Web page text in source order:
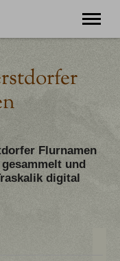
Flurnamen
und
digital